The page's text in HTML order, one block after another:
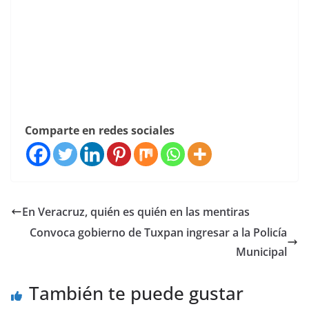
Comparte en redes sociales
En Veracruz, quién es quién en las mentiras
Convoca gobierno de Tuxpan ingresar a la Policía
Municipal
También te puede gustar